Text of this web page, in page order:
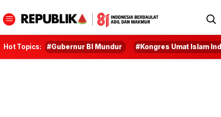
Hot Topics: #Gubernur BI Mundur #Kongres Umat Islam